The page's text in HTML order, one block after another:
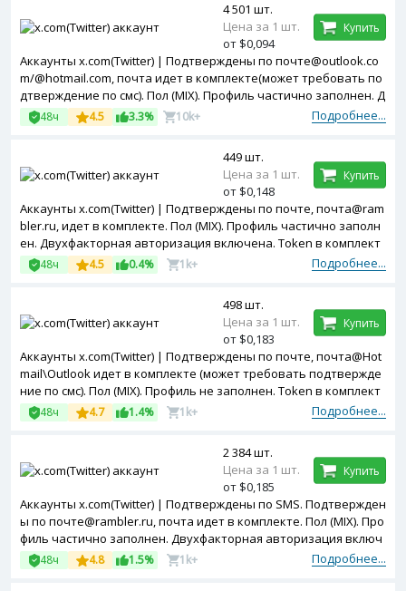
Аккаунты x.com(Twitter) | Подтверждены по почте@outlook.co
m/@hotmail.com, почта идет в комплекте(может требовать по
дтверждение по смс). Пол (MIX). Профиль частично заполнен. Д
вухфакторная авторизация включена. Token в комплекте. За
регистрированы с MIX ip.
Подробнее...
48ч 4.5 3.3% 10k+
4 501 шт.
Цена за 1 шт.
от $0,094
Купить
Аккаунты x.com(Twitter) | Подтверждены по почте, почта@ram
bler.ru, идет в комплекте. Пол (MIX). Профиль частично заполн
ен. Двухфакторная авторизация включена. Token в комплект
е. Зарегистрированы с MIX ip.
Подробнее...
48ч 4.5 0.4% 1k+
449 шт.
Цена за 1 шт.
от $0,148
Купить
Аккаунты x.com(Twitter) | Подтверждены по почте, почта@Hot
mail\Outlook идет в комплекте (может требовать подтвержде
ние по смс). Пол (MIX). Профиль не заполнен. Token в комплект
е. Двухфакторная авторизация включена. Зарегистрированы
с MIX ip.
Подробнее...
48ч 4.7 1.4% 1k+
498 шт.
Цена за 1 шт.
от $0,183
Купить
Аккаунты x.com(Twitter) | Подтверждены по SMS. Подтвержден
ы по почте@rambler.ru, почта идет в комплекте. Пол (MIX). Про
филь частично заполнен. Двухфакторная авторизация включ
ена. Token в комплекте. Зарегистрированы с MIX ip.Подробнее...
48ч 4.8 1.5% 1k+
2 384 шт.
Цена за 1 шт.
от $0,185
Купить